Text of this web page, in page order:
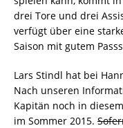
drei Tore und drei
verfügt über eine
Saison mit gutem
Lars Stindl hat bei
Nach unseren
Kapitän noch in
im Sommer 2015.